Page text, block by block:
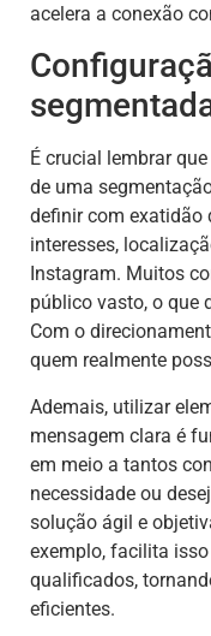
acelera a conexão
É crucial lembrar
de uma
definir com exatidão
interesses,
Instagram. Muitos
público vasto, o que
Com o
quem realmente
Ademais, utilizar
mensagem clara é
em meio a tantos
necessidade ou
solução ágil e
exemplo, facilita
qualificados,
eficientes.